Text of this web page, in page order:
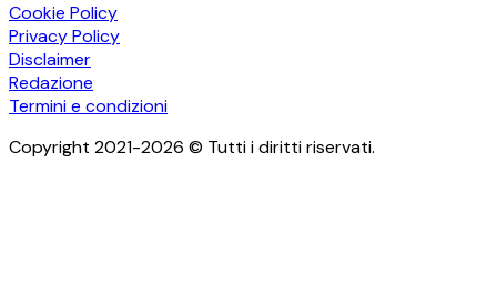
Cookie Policy
Privacy Policy
Disclaimer
Redazione
Termini e condizioni
Copyright 2021-2026 © Tutti i diritti riservati.